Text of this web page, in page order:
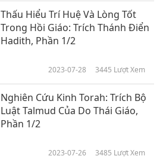
2024-04-10 4613Lượt Xem
Cùng Nhau Cứu Sinh Mạng,
Nhiều Phần
2024-04-11 5256Lượt Xem
Cùng Nhau Cứu Sinh Mạng,
Nhiều Phần
Thấu Hiểu Trí Huệ Và Lòng Tốt
Trong Hồi Giáo: Trích Thánh Điển
Hadith, Phần 1/2
2023-07-28 3445 Lượt Xem
Nghiên Cứu Kinh Torah: Trích Bộ
Luật Talmud Của Do Thái Giáo,
Phần 1/2
2023-07-26 3485 Lượt Xem